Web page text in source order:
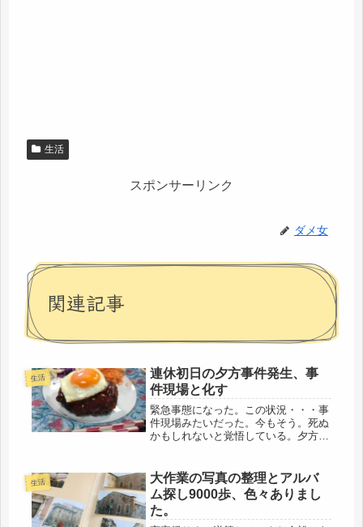
生活
スポンサーリンク
ダメ女
関連記事
生活
連休初日の夕方事件発生、事
件現場と化す
緊急事態になった。この状況・・・事
件現場みたいだった。今もそう。死ぬ
かもしれないと覚悟している。夕方ま
クチーを買いに行くと、どのスーパー
も置いておらず、ガッカリ。我が家の
パ...
生活
大作業の写真の整理とアルバ
ム探し9000歩、色々ありまし
た。